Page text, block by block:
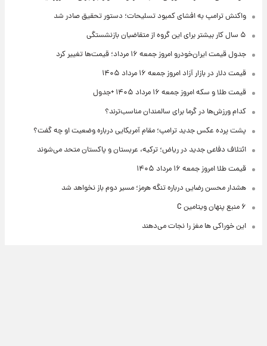
واکنش ترامپ به افشای کمبود تسلیحات؛ دستور تحقیق صادر شد
۵ سال کار بیشتر برای این گروه از متقاضیان بازنشستگی
جدول قیمت ایران‌خودرو امروز جمعه ۱۶ مرداد؛ قیمت‌ها تغییر کرد
قیمت دلار در بازار آزاد امروز جمعه ۱۶ مرداد ۱۴۰۵
قیمت طلا و سکه امروز جمعه ۱۶ مرداد ۱۴۰۵ +جدول
کدام ورزش‌ها در گرما برای سالمندان مناسب‌ترند؟
پشت پرده عکس جدید ترامپ؛ مقام آمریکایی درباره وضعیت او چه گفت؟
ائتلاف دفاعی جدید در ریاض؛ ترکیه، عربستان و پاکستان متحد می‌شوند
قیمت طلا امروز جمعه ۱۶ مرداد ۱۴۰۵
هشدار محسن رضایی درباره تنگه هرمز؛ مسیر دوم باز نخواهد شد
۶ منبع پنهان ویتامین C
این خوراکی ها مغز را نجات می‌دهند